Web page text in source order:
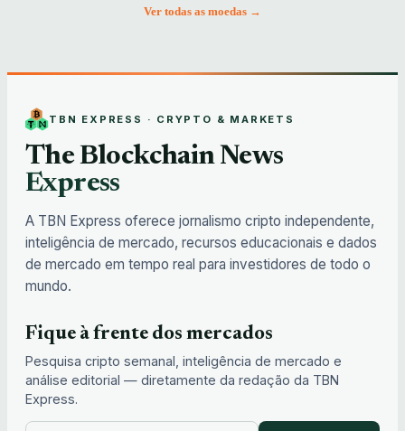
Ver todas as moedas →
TBN EXPRESS · CRYPTO & MARKETS
The Blockchain News
Express
A TBN Express oferece jornalismo cripto independente,
inteligência de mercado, recursos educacionais e dados
de mercado em tempo real para investidores de todo o
mundo.
Fique à frente dos mercados
Pesquisa cripto semanal, inteligência de mercado e
análise editorial — diretamente da redação da TBN
Express.